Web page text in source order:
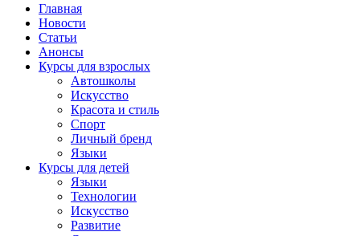
Главная
Новости
Статьи
Анонсы
Курсы для взрослых
Автошколы
Искусство
Красота и стиль
Спорт
Личный бренд
Языки
Курсы для детей
Языки
Технологии
Искусство
Развитие